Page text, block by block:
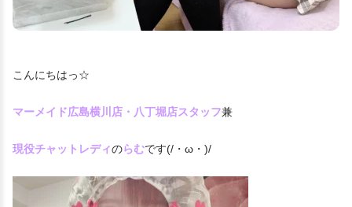
こんにちはっ☆
マーメイド広島横川店・八丁堀店スタッフ兼
現役チャットレディのらむです(/・ω・)/